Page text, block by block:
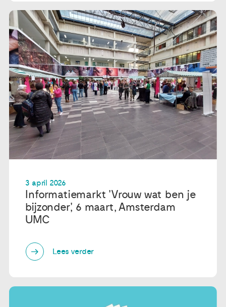
3 april 2026
Informatiemarkt 'Vrouw wat ben je
bijzonder', 6 maart, Amsterdam
UMC
Lees verder